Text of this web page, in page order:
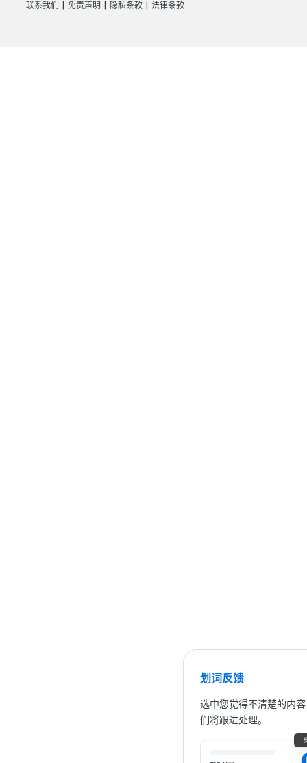
划词反馈
选中您觉得不清楚的内
们将跟进处理。
联系我们 免责声明 隐私条款 法律条款